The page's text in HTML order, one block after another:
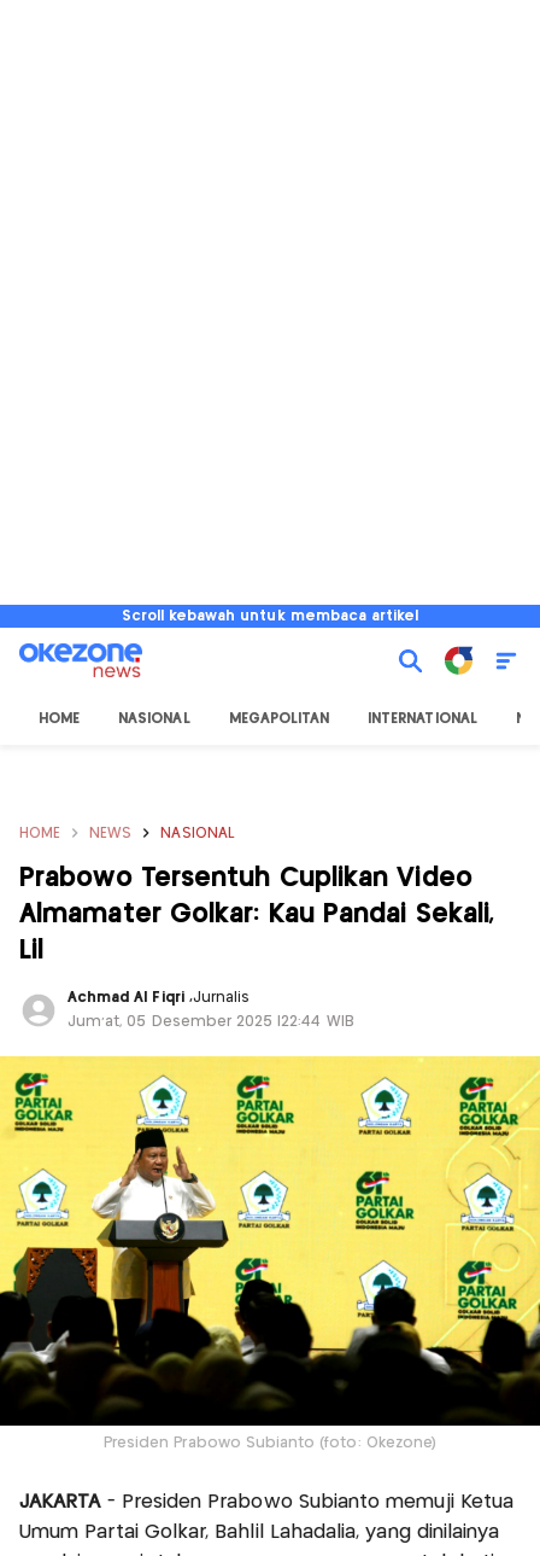
Scroll kebawah untuk membaca artikel
HOME NASIONAL MEGAPOLITAN INTERNATIONAL
HOME NEWS NASIONAL
Prabowo Tersentuh Cuplikan Video
Almamater Golkar: Kau Pandai Sekali,
Lil
Achmad Al Fiqri ,Jurnalis
Jum'at, 05 Desember 2025 |22:44 WIB
Presiden Prabowo Subianto (foto: Okezone)
JAKARTA - Presiden Prabowo Subianto memuji Ketua
Umum Partai Golkar, Bahlil Lahadalia, yang dinilainya